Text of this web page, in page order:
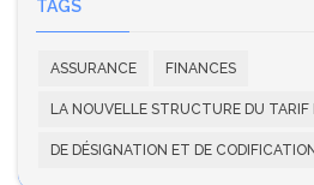
TAGS
ASSURANCE FINANCES
LA NOUVELLE STRUCTURE DU TARIF
DE DÉSIGNATION ET DE